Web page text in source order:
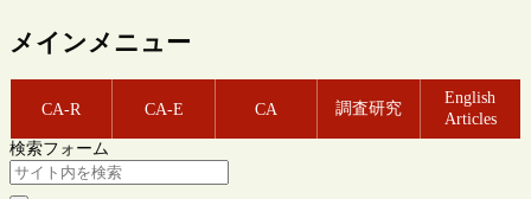
メインメニュー
CA-R CA-E CA 調査研究
English
Articles
検索フォーム